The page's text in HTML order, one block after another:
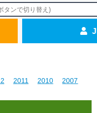
2011 2010
2007